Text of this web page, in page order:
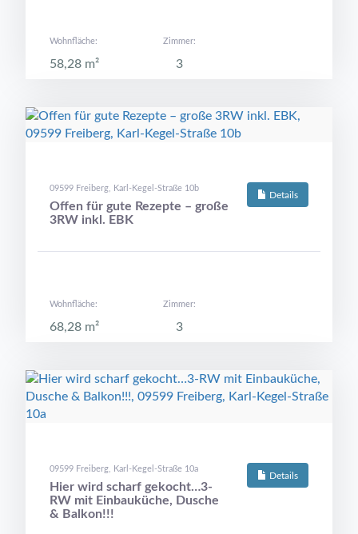
Wohnfläche:
58,28 m²
Zimmer:
3
Details
09599 Freiberg, Karl-Kegel-Straße 10b
Offen für gute Rezepte – große
3RW inkl. EBK
Wohnfläche:
68,28 m²
Zimmer:
3
Details
09599 Freiberg, Karl-Kegel-Straße 10a
Hier wird scharf gekocht…3-
RW mit Einbauküche, Dusche
& Balkon!!!